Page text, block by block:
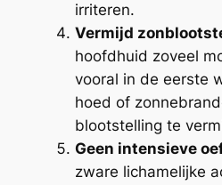
irriteren.
Vermijd
hoofdhuid zoveel
vooral in de eerste
hoed of
blootstelling te
Geen intensieve
zware lichamelijke